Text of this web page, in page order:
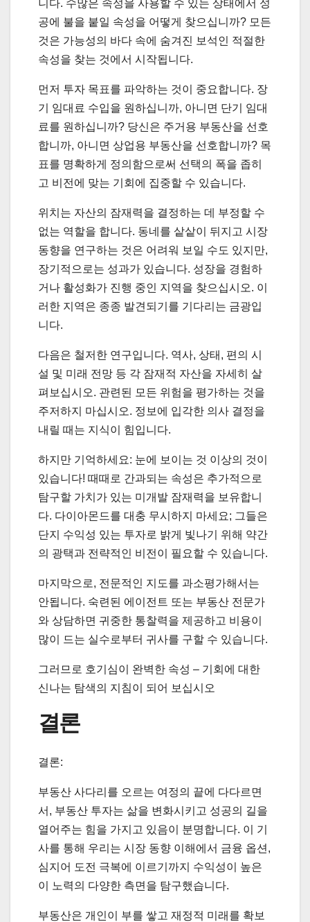
니다. 수많은 속성을 사용할 수 있는 상태에서 성
공에 불을 붙일 속성을 어떻게 찾으십니까? 모든
것은 가능성의 바다 속에 숨겨진 보석인 적절한
속성을 찾는 것에서 시작됩니다.
먼저 투자 목표를 파악하는 것이 중요합니다. 장
기 임대료 수입을 원하십니까, 아니면 단기 임대
료를 원하십니까? 당신은 주거용 부동산을 선호
합니까, 아니면 상업용 부동산을 선호합니까? 목
표를 명확하게 정의함으로써 선택의 폭을 좁히
고 비전에 맞는 기회에 집중할 수 있습니다.
위치는 자산의 잠재력을 결정하는 데 부정할 수
없는 역할을 합니다. 동네를 샅샅이 뒤지고 시장
동향을 연구하는 것은 어려워 보일 수도 있지만,
장기적으로는 성과가 있습니다. 성장을 경험하
거나 활성화가 진행 중인 지역을 찾으십시오. 이
러한 지역은 종종 발견되기를 기다리는 금광입
니다.
다음은 철저한 연구입니다. 역사, 상태, 편의 시
설 및 미래 전망 등 각 잠재적 자산을 자세히 살
펴보십시오. 관련된 모든 위험을 평가하는 것을
주저하지 마십시오. 정보에 입각한 의사 결정을
내릴 때는 지식이 힘입니다.
하지만 기억하세요: 눈에 보이는 것 이상의 것이
있습니다! 때때로 간과되는 속성은 추가적으로
탐구할 가치가 있는 미개발 잠재력을 보유합니
다. 다이아몬드를 대충 무시하지 마세요; 그들은
단지 수익성 있는 투자로 밝게 빛나기 위해 약간
의 광택과 전략적인 비전이 필요할 수 있습니다.
마지막으로, 전문적인 지도를 과소평가해서는
안됩니다. 숙련된 에이전트 또는 부동산 전문가
와 상담하면 귀중한 통찰력을 제공하고 비용이
많이 드는 실수로부터 귀사를 구할 수 있습니다.
그러므로 호기심이 완벽한 속성 – 기회에 대한
신나는 탐색의 지침이 되어 보십시오
결론
결론:
부동산 사다리를 오르는 여정의 끝에 다다르면
서, 부동산 투자는 삶을 변화시키고 성공의 길을
열어주는 힘을 가지고 있음이 분명합니다. 이 기
사를 통해 우리는 시장 동향 이해에서 금융 옵션,
심지어 도전 극복에 이르기까지 수익성이 높은
이 노력의 다양한 측면을 탐구했습니다.
부동산은 개인이 부를 쌓고 재정적 미래를 확보